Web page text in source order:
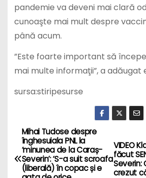
cunoaşte mai mult despre
până acum.
”Este foarte important să
mai multe informaţii”, a adăugat
sursa:stiripesurse
o
s
făcut
Severin:
crezut
Mihai Tudose despre
înghesuiala PNL la
‘minunea de la Caraș-
Severin’: ‘S-a suit scroafa
(liberală) în copac și e
gata de orice
compromis’